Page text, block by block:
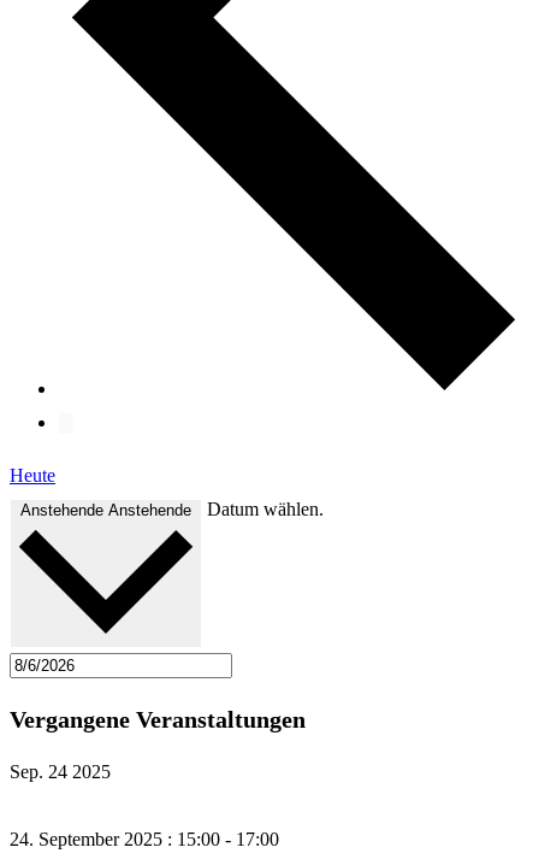
Heute
Anstehende Anstehende Datum wählen.
Vergangene Veranstaltungen
Sep. 24 2025
24. September 2025 : 15:00 - 17:00